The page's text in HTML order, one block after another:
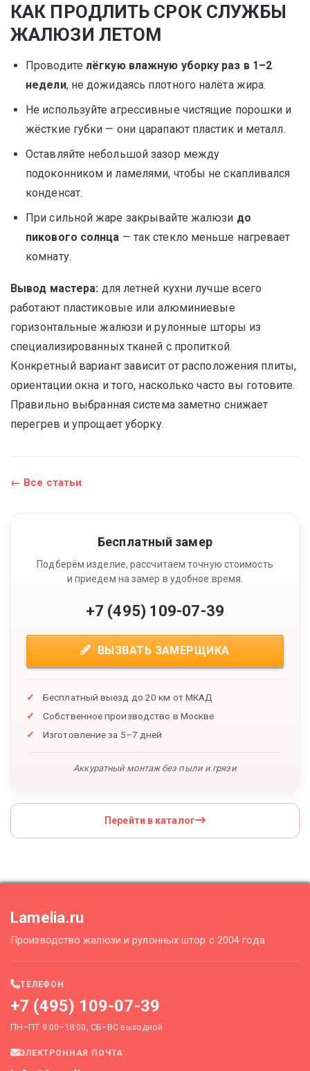
КАК ПРОДЛИТЬ СРОК СЛУЖБЫ
ЖАЛЮЗИ ЛЕТОМ
Проводите лёгкую влажную уборку раз в 1–2
недели, не дожидаясь плотного налёта жира.
Не используйте агрессивные чистящие порошки и
жёсткие губки — они царапают пластик и металл.
Оставляйте небольшой зазор между
подоконником и ламелями, чтобы не скапливался
конденсат.
При сильной жаре закрывайте жалюзи до
пикового солнца — так стекло меньше нагревает
комнату.
Вывод мастера: для летней кухни лучше всего
работают пластиковые или алюминиевые
горизонтальные жалюзи и рулонные шторы из
специализированных тканей с пропиткой.
Конкретный вариант зависит от расположения плиты,
ориентации окна и того, насколько часто вы готовите.
Правильно выбранная система заметно снижает
перегрев и упрощает уборку.
← Все статьи
Бесплатный замер
Подберём изделие, рассчитаем точную стоимость
и приедем на замер в удобное время.
+7 (495) 109-07-39
ВЫЗВАТЬ ЗАМЕРЩИКА
Бесплатный выезд до 20 км от МКАД
Собственное производство в Москве
Изготовление за 5–7 дней
Аккуратный монтаж без пыли и грязи
Перейти в каталог
Lamelia.ru
Производство жалюзи и рулонных штор с 2004 года
ТЕЛЕФОН
+7 (495) 109-07-39
ПН–ПТ 9:00–18:00, СБ–ВС выходной
ЭЛЕКТРОННАЯ ПОЧТА